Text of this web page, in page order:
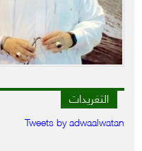
التغريدات
Tweets by adwaalwatan